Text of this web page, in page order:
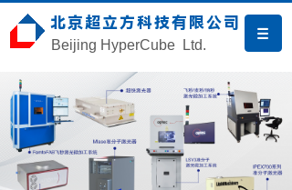
北京超立方科技有限公司
Beijing HyperCube Ltd.